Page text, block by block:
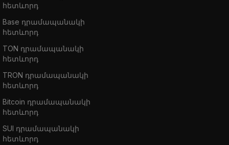
հետևորդ
Base դրամապանակի
հետևորդ
TON դրամապանակի
հետևորդ
TRON դրամապանակի
հետևորդ
Bitcoin դրամապանակի
հետևորդ
SUI դրամապանակի
հետևորդ